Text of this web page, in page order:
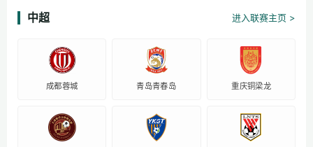
中超 进入联赛主页 >
成都蓉城 青岛青春岛 重庆铜梁龙